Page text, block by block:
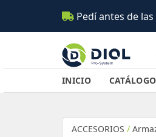
Pedí antes de
INICIO CATÁLOGO
ACCESORIOS /